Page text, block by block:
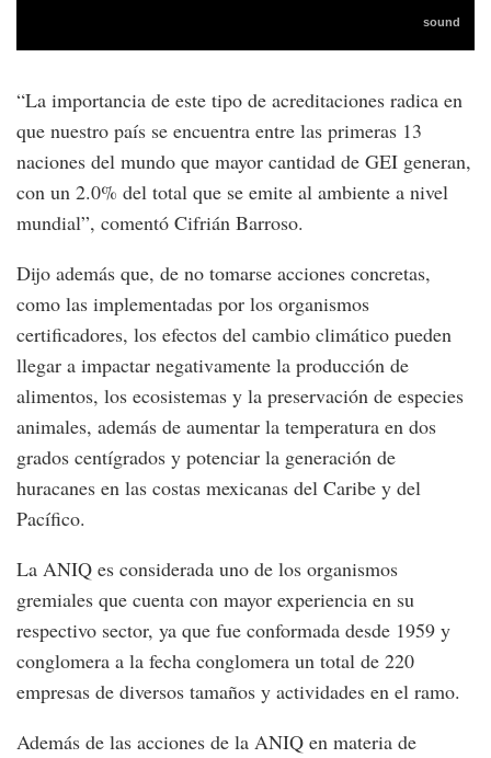
“La importancia de este tipo de acreditaciones radica en
que nuestro país se encuentra entre las primeras 13
naciones del mundo que mayor cantidad de GEI generan,
con un 2.0% del total que se emite al ambiente a nivel
mundial”, comentó Cifrián Barroso.
Dijo además que, de no tomarse acciones concretas,
como las implementadas por los organismos
certificadores, los efectos del cambio climático pueden
llegar a impactar negativamente la producción de
alimentos, los ecosistemas y la preservación de especies
animales, además de aumentar la temperatura en dos
grados centígrados y potenciar la generación de
huracanes en las costas mexicanas del Caribe y del
Pacífico.
La ANIQ es considerada uno de los organismos
gremiales que cuenta con mayor experiencia en su
respectivo sector, ya que fue conformada desde 1959 y
conglomera a la fecha conglomera un total de 220
empresas de diversos tamaños y actividades en el ramo.
Además de las acciones de la ANIQ en materia de